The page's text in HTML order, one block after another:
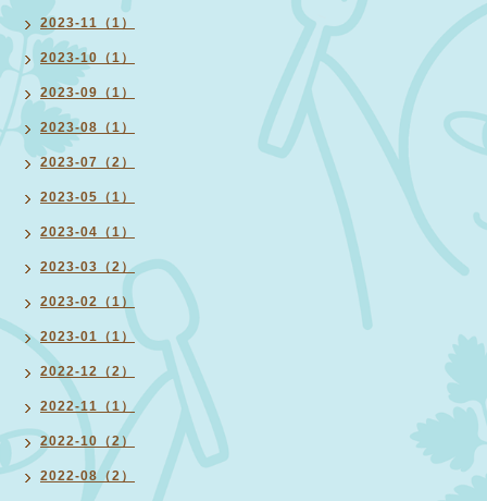
2023-11（1）
2023-10（1）
2023-09（1）
2023-08（1）
2023-07（2）
2023-05（1）
2023-04（1）
2023-03（2）
2023-02（1）
2023-01（1）
2022-12（2）
2022-11（1）
2022-10（2）
2022-08（2）